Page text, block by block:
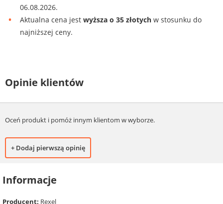
06.08.2026.
Aktualna cena jest wyższa o 35 złotych w stosunku do
najniższej ceny.
Opinie klientów
Oceń produkt i pomóż innym klientom w wyborze.
+ Dodaj pierwszą opinię
Informacje
Producent: Rexel